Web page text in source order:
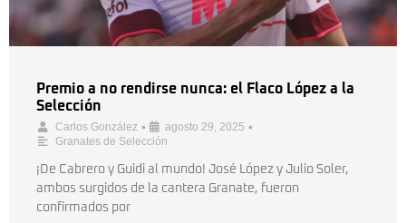
Premio a no rendirse nunca: el Flaco López a la
Selección
Carlos González • agosto 29, 2025 •
Granates de Selección
¡De Cabrero y Guidi al mundo! José López y Julio Soler,
ambos surgidos de la cantera Granate, fueron
confirmados por